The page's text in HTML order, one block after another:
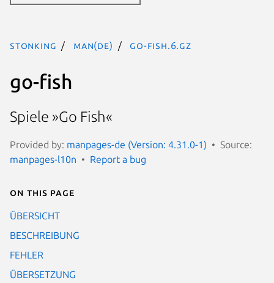
stonking man(de) go-fish.6.gz
go-fish
Spiele »Go Fish«
Provided by: manpages-de (Version: 4.31.0-1)
Source:
manpages-l10n
Report a bug
On this page
ÜBERSICHT
BESCHREIBUNG
FEHLER
ÜBERSETZUNG